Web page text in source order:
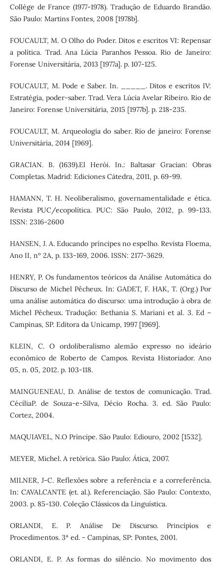
Collège de France (1977-1978). Tradução de Eduardo Brandão.
São Paulo: Martins Fontes, 2008 [1978b].
FOUCAULT, M. O Olho do Poder. Ditos e escritos VI: Repensar
a política. Trad. Ana Lúcia Paranhos Pessoa. Rio de Janeiro:
Forense Universitária, 2013 [1977a]. p. 107-125.
FOUCAULT, M. Pode e Saber. In. _____. Ditos e escritos IV:
Estratégia, poder-saber. Trad. Vera Lúcia Avelar Ribeiro. Rio de
Janeiro: Forense Universitária, 2015 [1977b]. p. 218-235.
FOUCAULT, M. Arqueologia do saber. Rio de janeiro: Forense
Universitária, 2014 [1969].
GRACIAN. B. (1639).El Herói. In.: Baltasar Gracian: Obras
Completas. Madrid: Ediciones Cátedra, 2011, p. 69-99.
HAMANN, T. H. Neoliberalismo, governamentalidade e ética.
Revista PUC/ecopolítica. PUC: São Paulo, 2012, p. 99-133.
ISSN: 2316-2600
HANSEN, J. A. Educando príncipes no espelho. Revista Floema,
Ano II, nº 2A, p. 133-169, 2006. ISSN: 2177-3629.
HENRY, P. Os fundamentos teóricos da Análise Automática do
Discurso de Michel Pêcheux. In: GADET, F. HAK, T. (Org.) Por
uma análise automática do discurso: uma introdução à obra de
Michel Pêcheux. Tradução: Bethania S. Mariani et al. 3. Ed –
Campinas, SP. Editora da Unicamp, 1997 [1969].
KLEIN, C. O ordoliberalismo alemão expresso no ideário
econômico de Roberto de Campos. Revista Historiador. Ano
05, n. 05, 2012. p. 103-118.
MAINGUENEAU, D. Análise de textos de comunicação. Trad.
CécíliaP. de Souza-e-Silva, Décio Rocha. 3. ed. São Paulo:
Cortez, 2004.
MAQUIAVEL, N.O Príncipe. São Paulo: Ediouro, 2002 [1532].
MEYER, Michel. A retórica. São Paulo: Ática, 2007.
MILNER, J-C. Reflexões sobre a referência e a correferência.
In: CAVALCANTE (et. al.). Referenciação. São Paulo: Contexto,
2003. p. 85-130. Coleção Clássicos da Linguística.
ORLANDI, E. P. Análise De Discurso. Princípios e
Procedimentos. 3ª ed. - Campinas, SP: Pontes, 2001.
ORLANDI, E. P. As formas do silêncio. No movimento dos